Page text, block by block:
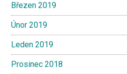
Březen 2019
Únor 2019
Leden 2019
Prosinec 2018